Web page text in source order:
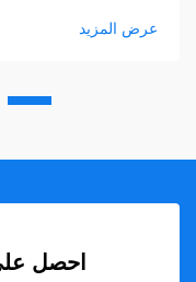
عرض المزيد
احصل